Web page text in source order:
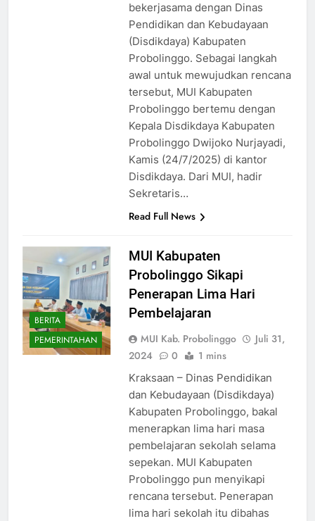
bekerjasama dengan Dinas
Pendidikan dan Kebudayaan
(Disdikdaya) Kabupaten
Probolinggo. Sebagai langkah
awal untuk mewujudkan rencana
tersebut, MUI Kabupaten
Probolinggo bertemu dengan
Kepala Disdikdaya Kabupaten
Probolinggo Dwijoko Nurjayadi,
Kamis (24/7/2025) di kantor
Disdikdaya. Dari MUI, hadir
Sekretaris…
Read Full News
BERITA
PEMERINTAHAN
MUI Kabupaten
Probolinggo Sikapi
Penerapan Lima Hari
Pembelajaran
MUI Kab. Probolinggo
Juli 31,
2024
0 1 mins
Kraksaan – Dinas Pendidikan
dan Kebudayaan (Disdikdaya)
Kabupaten Probolinggo, bakal
menerapkan lima hari masa
pembelajaran sekolah selama
sepekan. MUI Kabupaten
Probolinggo pun menyikapi
rencana tersebut. Penerapan
lima hari sekolah itu dibahas